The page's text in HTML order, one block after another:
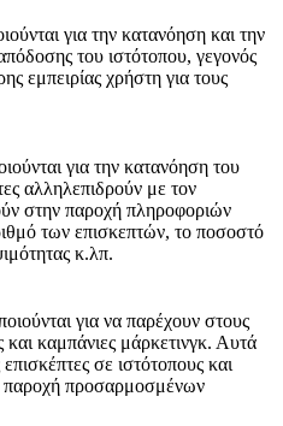
για την κατανόηση και την
του ιστότοπου, γεγονός
εμπειρίας χρήστη για τους
για την κατανόηση του
αλληλεπιδρούν με τον
στην παροχή πληροφοριών
των επισκεπτών, το ποσοστό
κ.λπ.
για να παρέχουν στους
και καμπάνιες μάρκετινγκ. Αυτά
σε ιστότοπους και
παροχή προσαρμοσμένων